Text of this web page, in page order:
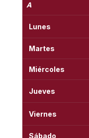
A
Lunes
Martes
Miércoles
Jueves
Viernes
Sábado